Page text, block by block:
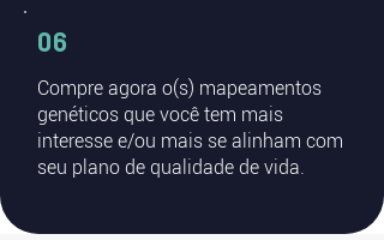
06
Compre agora o(s) mapeamentos
genéticos que você tem mais
interesse e/ou mais se alinham com
seu plano de qualidade de vida.